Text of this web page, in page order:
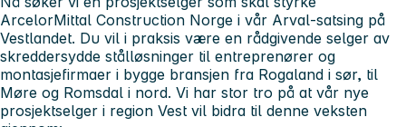
ArcelorMittal Construction Norge i vår Arval-satsing på
Vestlandet. Du vil i praksis være en rådgivende selger av
skreddersydde stålløsninger til entreprenører og
montasjefirmaer i bygge bransjen fra Rogaland i sør, til
Møre og Romsdal i nord. Vi har stor tro på at vår nye
prosjektselger i region Vest vil bidra til denne veksten